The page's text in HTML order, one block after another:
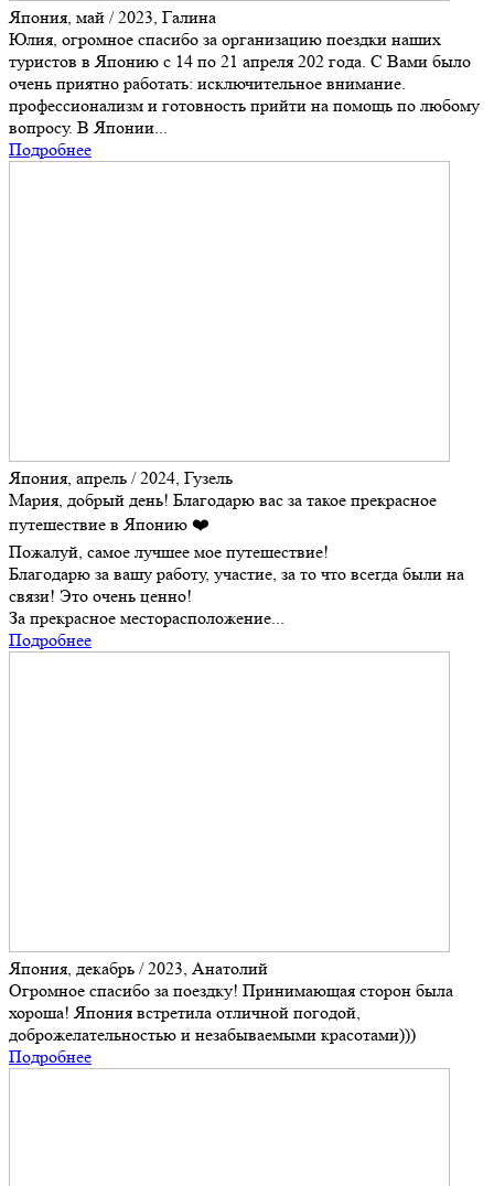
Япония, май / 2023, Галина
Юлия, огромное спасибо за организацию поездки наших
туристов в Японию с 14 по 21 апреля 202 года. С Вами было
очень приятно работать: исключительное внимание.
профессионализм и готовность прийти на помощь по любому
вопросу. В Японии...
Подробнее
Япония, апрель / 2024, Гузель
Мария, добрый день! Благодарю вас за такое прекрасное
путешествие в Японию ❤️
Пожалуй, самое лучшее мое путешествие!
Благодарю за вашу работу, участие, за то что всегда были на
связи! Это очень ценно!
За прекрасное месторасположение...
Подробнее
Япония, декабрь / 2023, Анатолий
Огромное спасибо за поездку! Принимающая сторон была
хороша! Япония встретила отличной погодой,
доброжелательностью и незабываемыми красотами)))
Подробнее